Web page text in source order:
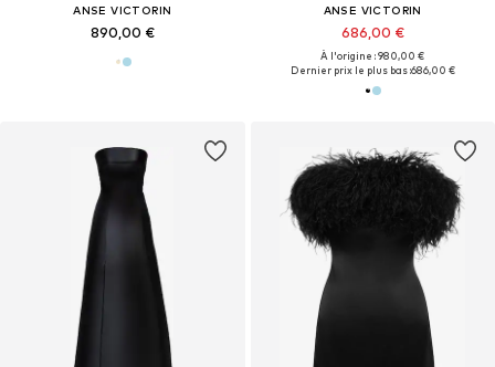
ANSE VICTORIN
890,00 €
ANSE VICTORIN
686,00 €
À l'origine : 980,00 €
Dernier prix le plus bas :686,00 €